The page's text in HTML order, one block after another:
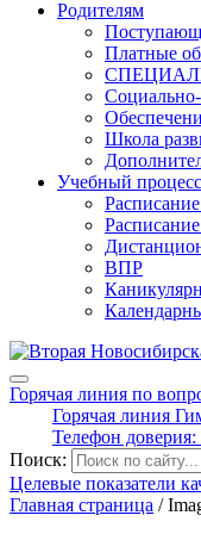
Родителям
Платные
Школа
Учебный
ВПР
Горячая линия по
Горячая линия
Телефон
Поиск:
Целевые показатели
Главная страница /